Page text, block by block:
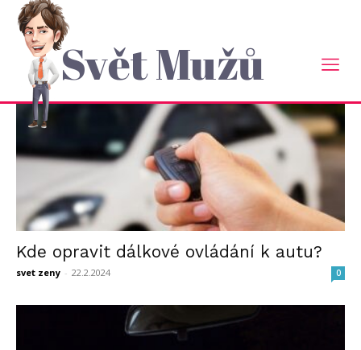
Svět Mužů
Domů Tagy
štítek: Auto
Kde opravit dálkové ovládání k autu?
svet zeny - 22.2.2024 0